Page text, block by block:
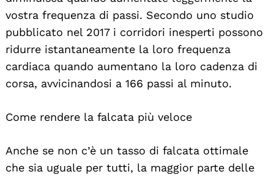
vostra frequenza di passi. Secondo uno studio
pubblicato nel 2017 i corridori inesperti possono
ridurre istantaneamente la loro frequenza
cardiaca quando aumentano la loro cadenza di
corsa, avvicinandosi a 166 passi al minuto.
Come rendere la falcata più veloce
Anche se non c’è un tasso di falcata ottimale
che sia uguale per tutti, la maggior parte delle